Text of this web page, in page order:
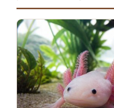
dráček